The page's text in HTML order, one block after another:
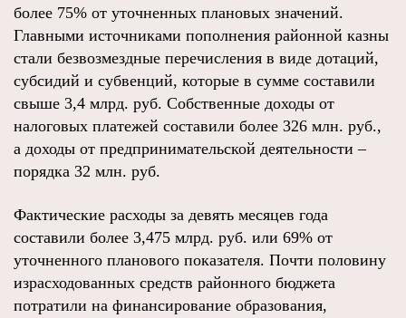
более 75% от уточненных плановых значений.
Главными источниками пополнения районной казны
стали безвозмездные перечисления в виде дотаций,
субсидий и субвенций, которые в сумме составили
свыше 3,4 млрд. руб. Собственные доходы от
налоговых платежей составили более 326 млн. руб.,
а доходы от предпринимательской деятельности –
порядка 32 млн. руб.
Фактические расходы за девять месяцев года
составили более 3,475 млрд. руб. или 69% от
уточненного планового показателя. Почти половину
израсходованных средств районного бюджета
потратили на финансирование образования,